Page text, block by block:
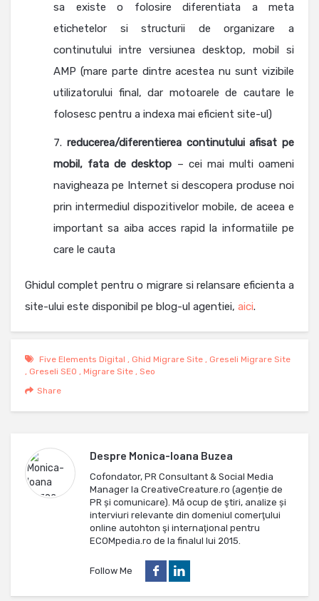
sa existe o folosire diferentiata a meta
etichetelor si structurii de organizare a
continutului intre versiunea desktop, mobil si
AMP (mare parte dintre acestea nu sunt vizibile
utilizatorului final, dar motoarele de cautare le
folosesc pentru a indexa mai eficient site-ul)
reducerea/diferentierea continutului afisat pe
mobil, fata de desktop – cei mai multi oameni
navigheaza pe Internet si descopera produse noi
prin intermediul dispozitivelor mobile, de aceea e
important sa aiba acces rapid la informatiile pe
care le cauta
Ghidul complet pentru o migrare si relansare eficienta a
site-ului este disponibil pe blog-ul agentiei, aici.
Five Elements Digital , Ghid Migrare Site , Greseli Migrare Site
, Greseli SEO , Migrare Site , Seo
Share
Despre Monica-Ioana Buzea
Cofondator, PR Consultant & Social Media
Manager la CreativeCreature.ro (agenție de
PR și comunicare). Mă ocup de ştiri, analize și
interviuri relevante din domeniul comerţului
online autohton şi internaţional pentru
ECOMpedia.ro de la finalul lui 2015.
Follow Me